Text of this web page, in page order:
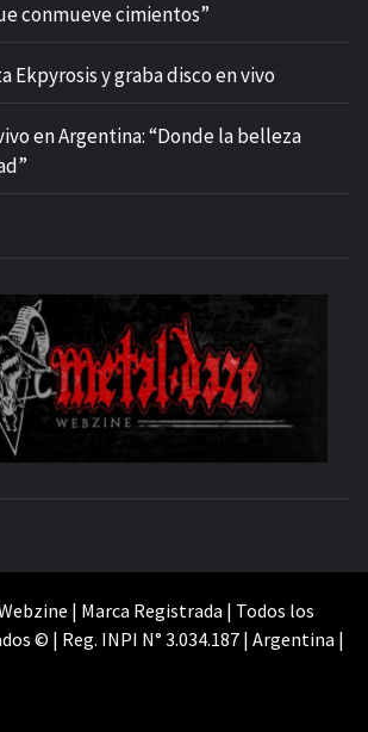
conmueve cimientos”
Ekpyrosis y graba disco en vivo
en Argentina: “Donde la belleza
| Marca Registrada | Todos los
© | Reg. INPI N° 3.034.187 | Argentina |